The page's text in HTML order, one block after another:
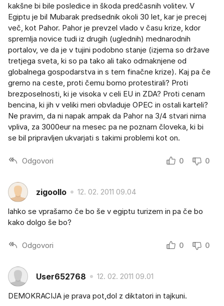
kakšne bi bile posledice in škoda predčasnih volitev. V
Egiptu je bil Mubarak predsednik okoli 30 let, kar je precej
več, kot Pahor. Pahor je prevzel vlado v času krize, kdor
spremlja novice tudi iz drugih (uglednih) mednarodnih
portalov, ve da je v tujini podobno stanje (izjema so države
tretjega sveta, ki so pa tako ali tako odmaknjene od
globalnega gospodarstva in s tem finačne krize). Kaj pa če
gremo na ceste, proti čemu bomo protestirali? Proti
brezposelnosti, ki je visoka v celi EU in ZDA? Proti cenam
bencina, ki jih v veliki meri obvladuje OPEC in ostali karteli?
Ne pravim, da ni napak ampak da Pahor na 3/4 stvari nima
vpliva, za 3000eur na mesec pa ne poznam človeka, ki bi
se bil pripravljen ukvarjati s takimi problemi kot on.
Odgovori 0 0
zigoollo 12. 02. 2011 09.04
lahko se vprašamo če bo še v egiptu turizem in pa če bo
kako dolgo še bo?
Odgovori 0 0
User652768 12. 02. 2011 09.01
DEMOKRACIJA je prava pot,dol z diktatori in tajkuni.